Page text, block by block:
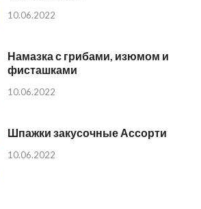
10.06.2022
Намазка с грибами, изюмом и
фисташками
10.06.2022
Шпажки закусочные Ассорти
10.06.2022